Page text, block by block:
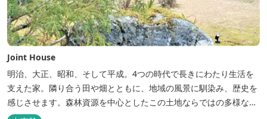
Joint House
明治、大正、昭和、そして平成。4つの時代で長きにわたり生活を
支えた家。隣り合う田や畑とともに、地域の風景に馴染み、歴史を
感じさせます。森林資源を中心としたこの土地ならではの多様な自
然環境の素晴らしさを伝える情報を発信し、そして多種多様な人材